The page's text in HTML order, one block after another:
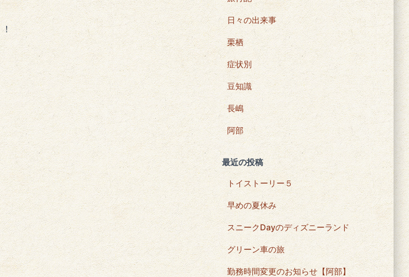
！
日々の出来事
栗栖
症状別
豆知識
長嶋
阿部
最近の投稿
トイストーリー５
早めの夏休み
スニークDayのディズニーランド
グリーン車の旅
勤務時間変更のお知らせ【阿部】